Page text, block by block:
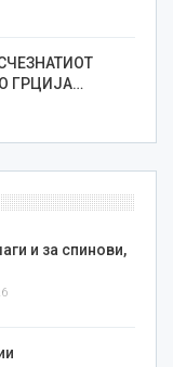
ГРЦИЈА…
и за спинови,